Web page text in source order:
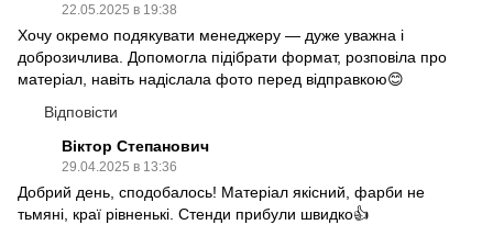
22.05.2025 в 19:38
Хочу окремо подякувати менеджеру — дуже уважна і
доброзичлива. Допомогла підібрати формат, розповіла про
матеріал, навіть надіслала фото перед відправкою😊
Відповісти
Віктор Степанович
29.04.2025 в 13:36
Добрий день, сподобалось! Матеріал якісний, фарби не
тьмяні, краї рівненькі. Стенди прибули швидко👍